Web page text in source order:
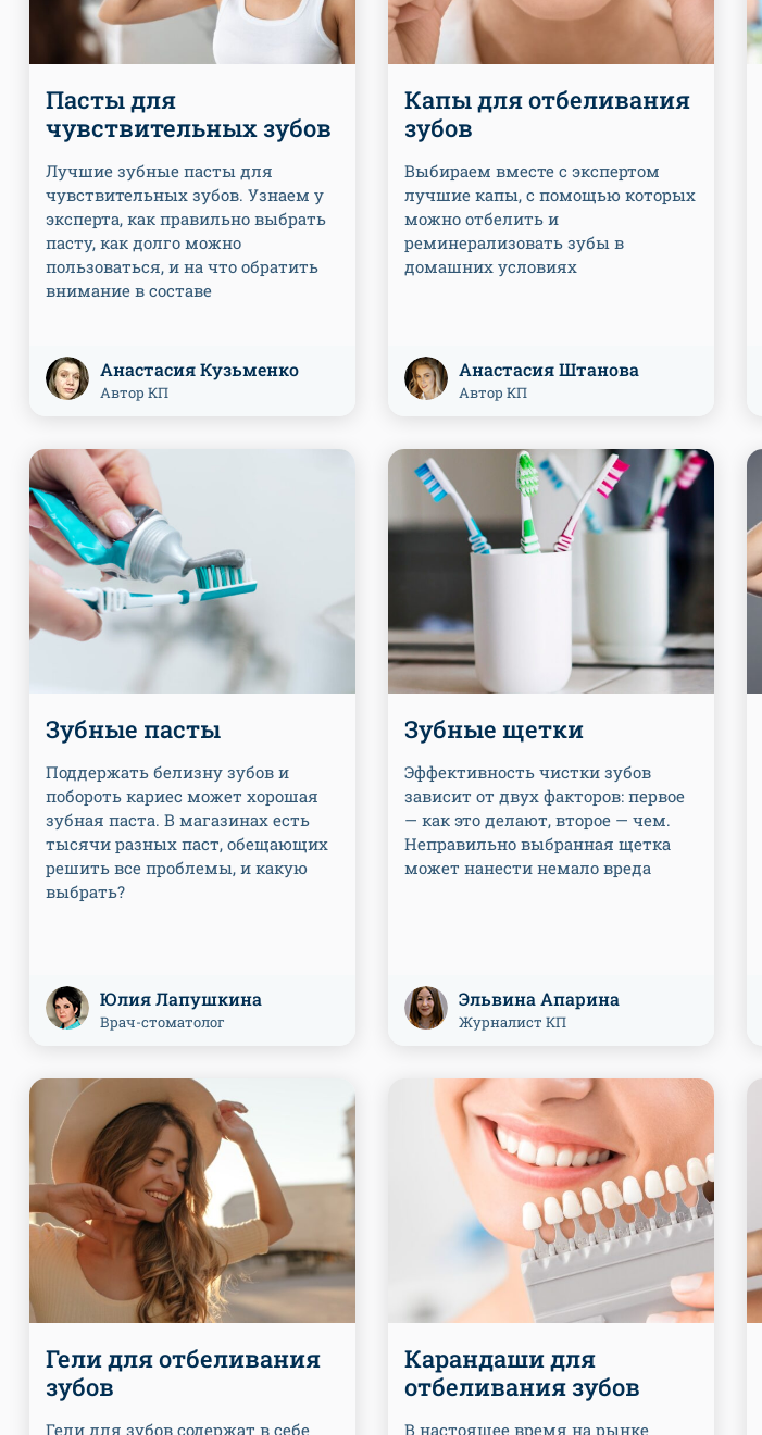
Пасты для
чувствительных зубов
Лучшие зубные пасты для
чувствительных зубов. Узнаем у
эксперта, как правильно выбрать
пасту, как долго можно
пользоваться, и на что обратить
внимание в составе
Анастасия Кузьменко
Автор КП
Капы для отбеливания
зубов
Выбираем вместе с экспертом
лучшие капы, с помощью которых
можно отбелить и
реминерализовать зубы в
домашних условиях
Анастасия Штанова
Автор КП
Зубные пасты
Поддержать белизну зубов и
побороть кариес может хорошая
зубная паста. В магазинах есть
тысячи разных паст, обещающих
решить все проблемы, и какую
выбрать?
Юлия Лапушкина
Врач-стоматолог
Зубные щетки
Эффективность чистки зубов
зависит от двух факторов: первое
— как это делают, второе — чем.
Неправильно выбранная щетка
может нанести немало вреда
Эльвина Апарина
Журналист КП
Гели для отбеливания
зубов
Гели для зубов содержат в себе
Карандаши для
отбеливания зубов
В настоящее время на рынке